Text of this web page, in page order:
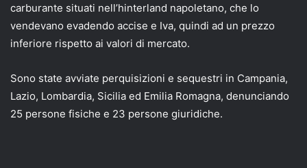
carburante situati nell’hinterland napoletano, che lo
vendevano evadendo accise e Iva, quindi ad un prezzo
inferiore rispetto ai valori di mercato.
Sono state avviate perquisizioni e sequestri in Campania,
Lazio, Lombardia, Sicilia ed Emilia Romagna, denunciando
25 persone fisiche e 23 persone giuridiche.